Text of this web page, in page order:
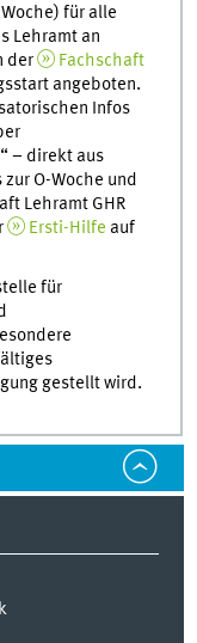
für alle
Lehramt an
der
Fachschaft
angeboten.
Infos
– direkt aus
O-Woche und
Lehramt GHR
Ersti-Hilfe auf
für
gestellt wird.